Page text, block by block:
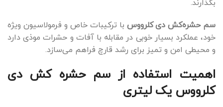
سم حشره‌کش دی کلرووس با ترکیبات خاص و فرمولاسیون ویژه
خود، عملکرد بسیار خوبی در مقابله با آفات و حشرات موذی دارد
و محیطی امن و تمیز برای رشد قارچ فراهم می‌سازد.
اهمیت استفاده از سم حشره کش دی
کلرووس یک لیتری